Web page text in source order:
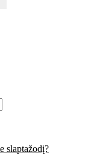
slaptažodį?